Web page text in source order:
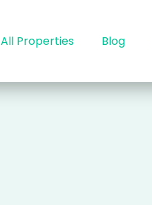
All Properties Blog